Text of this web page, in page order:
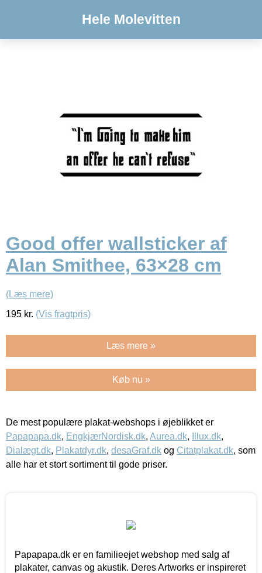
Hele Molevitten
Good offer wallsticker af
Alan Smithee, 63×28 cm
(Læs mere)
195 kr. (Vis fragtpris)
Læs mere »
Køb nu »
De mest populære plakat-webshops i øjeblikket er
Papapapa.dk, EngkjærNordisk.dk, Aurea.dk, Illux.dk,
Dialægt.dk, Plakatdyr.dk, desaGraf.dk og Citatplakat.dk, som
alle har et stort sortiment til gode priser.
Papapapa.dk er en familieejet webshop med salg af
plakater, canvas og akustik. Deres Artworks er inspireret